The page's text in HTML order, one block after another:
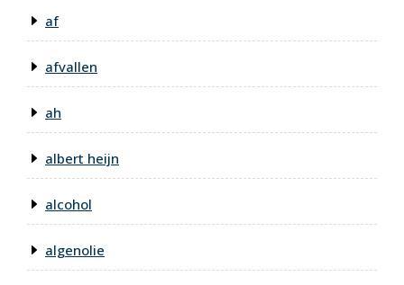
af
afvallen
ah
albert heijn
alcohol
algenolie